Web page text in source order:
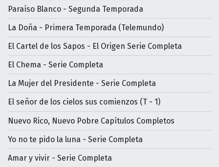
Paraíso Blanco - Segunda Temporada
La Doña - Primera Temporada (Telemundo)
El Cartel de los Sapos - El Origen Serie Completa
El Chema - Serie Completa
La Mujer del Presidente - Serie Completa
El señor de los cielos sus comienzos (T - 1)
Nuevo Rico, Nuevo Pobre Capítulos Completos
Yo no te pido la luna - Serie Completa
Amar y vivir - Serie Completa